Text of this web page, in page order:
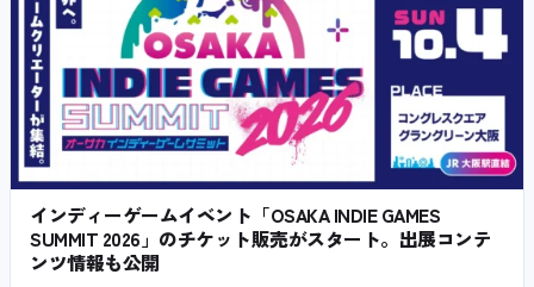
インディーゲームイベント「OSAKA INDIE GAMES
SUMMIT 2026」のチケット販売がスタート。出展コンテ
ンツ情報も公開